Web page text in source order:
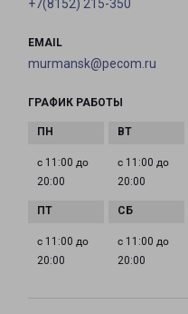
+7(8152) 215-350
EMAIL
murmansk@pecom.ru
ГРАФИК РАБОТЫ
с 11:00 до
20:00
с 11:00 до
20:00
с 11:00 до
20:00
с 11:00 до
20:00